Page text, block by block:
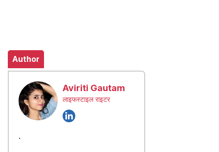
Author
Aviriti Gautam
लाइफस्टाइल राइटर
.